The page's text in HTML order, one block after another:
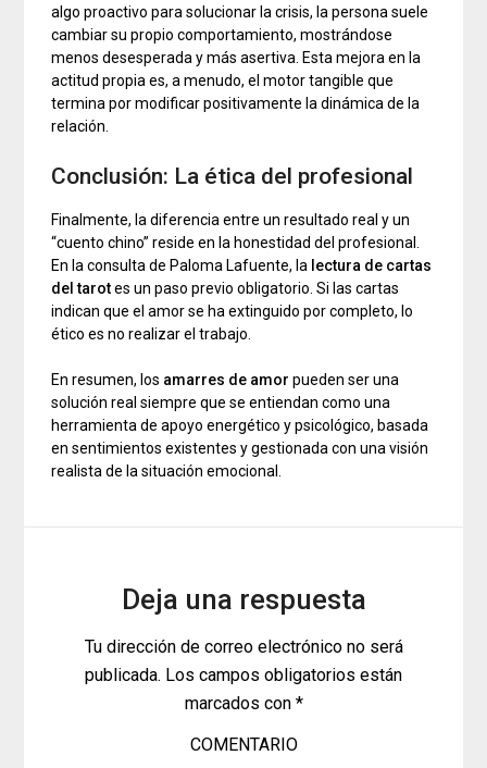
algo proactivo para solucionar la crisis, la persona suele
cambiar su propio comportamiento, mostrándose
menos desesperada y más asertiva. Esta mejora en la
actitud propia es, a menudo, el motor tangible que
termina por modificar positivamente la dinámica de la
relación.
Conclusión: La ética del profesional
Finalmente, la diferencia entre un resultado real y un
“cuento chino” reside en la honestidad del profesional.
En la consulta de Paloma Lafuente, la lectura de cartas
del tarotes un paso previo obligatorio. Si las cartas
indican que el amor se ha extinguido por completo, lo
ético es no realizar el trabajo.
En resumen, los amarres de amor pueden ser una
solución real siempre que se entiendan como una
herramienta de apoyo energético y psicológico, basada
en sentimientos existentes y gestionada con una visión
realista de la situación emocional.
Deja una respuesta
Tu dirección de correo electrónico no será
publicada. Los campos obligatorios están
marcados con *
COMENTARIO